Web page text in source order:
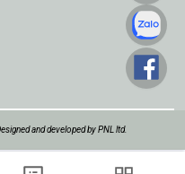
and developed by PNL ltd.